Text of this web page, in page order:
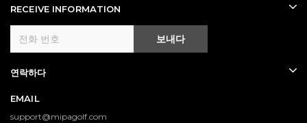
RECEIVE INFORMATION
보내다
연락하다
EMAIL
support@mipagolf.com